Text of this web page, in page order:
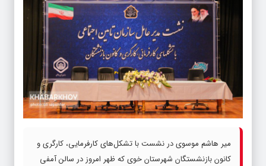
میر هاشم موسوی در نشست با تشکل‌های کارفرمایی، کارگری و
کانون بازنشستگان شهرستان خوی که ظهر امروز در سالن آمفی